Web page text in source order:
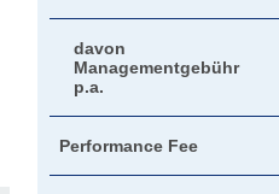
davon
Managementgebühr
p.a.
Performance Fee